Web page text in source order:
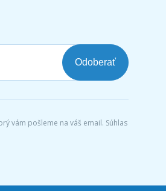
Odoberať
vám pošleme na váš email. Súhlas